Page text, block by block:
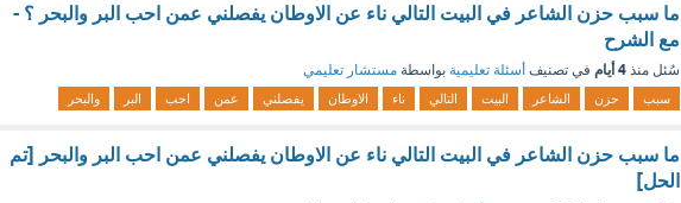
ما سبب حزن الشاعر في البيت التالي ناء عن الاوطان يفصلني عمن احب البر والبحر ؟ -
مع الشرح
سُئل منذ 4 أيام في تصنيف أسئلة تعليمية بواسطة مستشار تعليمي
سبب حزن الشاعر البيت التالي ناء الاوطان يفصلني عمن احب البر والبحر
ما سبب حزن الشاعر في البيت التالي ناء عن الاوطان يفصلني عمن احب البر والبحر [تم
الحل]